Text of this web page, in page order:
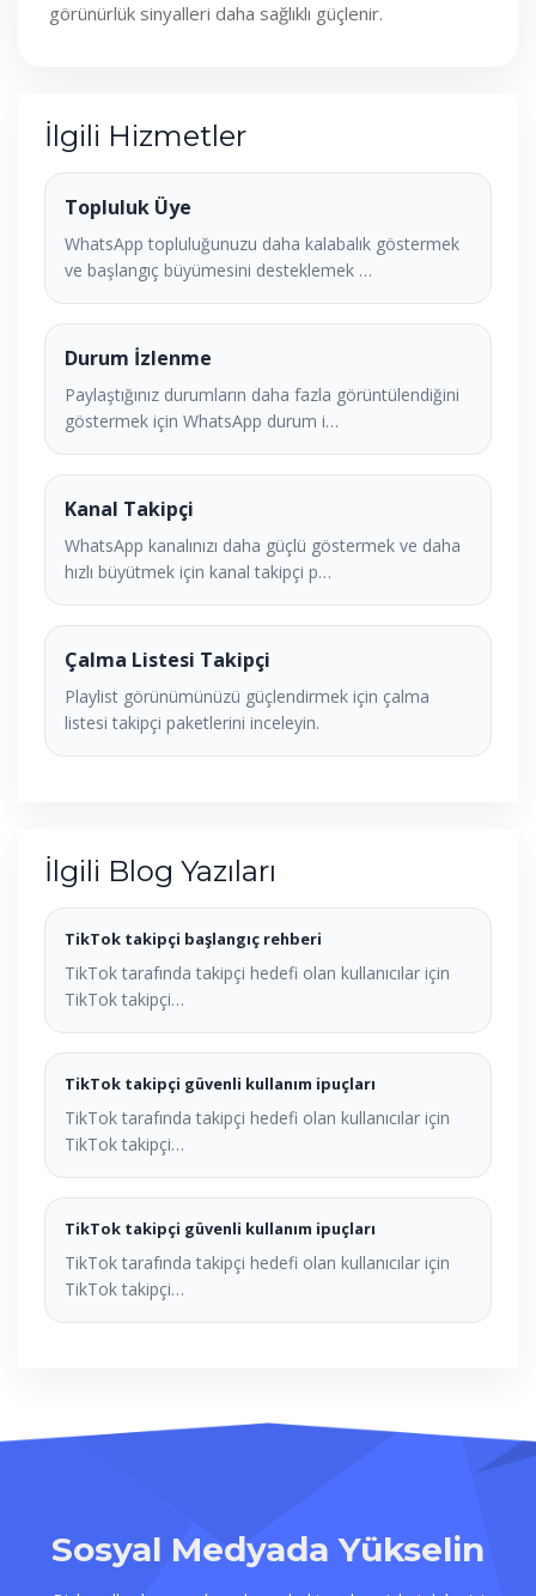
görünürlük sinyalleri daha sağlıklı güçlenir.
İlgili Hizmetler
Topluluk Üye
WhatsApp topluluğunuzu daha kalabalık göstermek
ve başlangıç büyümesini desteklemek …
Durum İzlenme
Paylaştığınız durumların daha fazla görüntülendiğini
göstermek için WhatsApp durum i…
Kanal Takipçi
WhatsApp kanalınızı daha güçlü göstermek ve daha
hızlı büyütmek için kanal takipçi p…
Çalma Listesi Takipçi
Playlist görünümünüzü güçlendirmek için çalma
listesi takipçi paketlerini inceleyin.
İlgili Blog Yazıları
TikTok takipçi başlangıç rehberi
TikTok tarafında takipçi hedefi olan kullanıcılar için
TikTok takipçi…
TikTok takipçi güvenli kullanım ipuçları
TikTok tarafında takipçi hedefi olan kullanıcılar için
TikTok takipçi…
TikTok takipçi güvenli kullanım ipuçları
TikTok tarafında takipçi hedefi olan kullanıcılar için
TikTok takipçi…
Sosyal Medyada Yükselin